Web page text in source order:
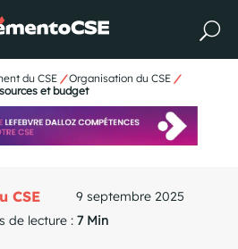
du CSE / Organisation du CSE /
et budget
CSE
9 septembre 2025
de lecture :7 Min